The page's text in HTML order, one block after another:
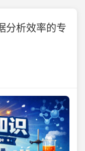
分析效率的专